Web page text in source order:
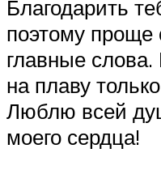
Благодарить
поэтому проще
главные
на плаву
Люблю всей
моего сердца!